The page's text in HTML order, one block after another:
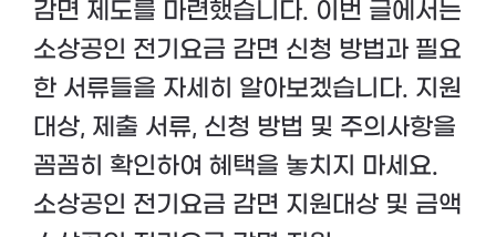
감면 제도를 마련했습니다. 이번 글에서는
소상공인 전기요금 감면 신청 방법과 필요
한 서류들을 자세히 알아보겠습니다. 지원
대상, 제출 서류, 신청 방법 및 주의사항을
꼼꼼히 확인하여 혜택을 놓치지 마세요.
소상공인 전기요금 감면 지원대상 및 금액